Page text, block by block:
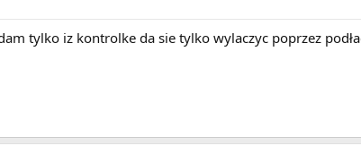
tylko iz kontrolke da sie tylko wylaczyc poprzez